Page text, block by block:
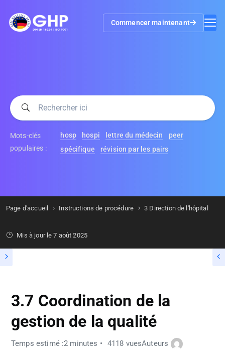
Commencer maintenant
Mots-clés
populaires :
hosp hospi lettre du médecin
peer
spécifique
révision par les pairs
Page d'accueil Instructions de procédure 3 Direction de l'hôpital
Mis à jour le7 août 2025
3.7 Coordination de la
gestion de la qualité
Temps estimé :2 minutes 4118 vuesAuteurs